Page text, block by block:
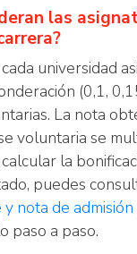
las
universidad
(0,1,
La nota
voluntaria se
la
puedes
nota de admisión
paso a paso.